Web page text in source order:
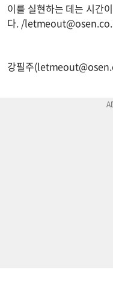
이를 실현하는 데는 시간
다. /
강필주(